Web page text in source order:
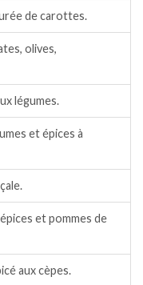
de carottes.
olives,
légumes.
et épices à
et pommes de
aux cèpes.